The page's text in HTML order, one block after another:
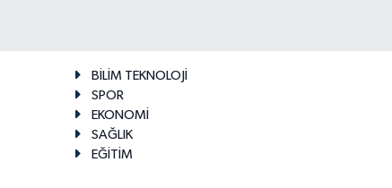
BİLİM TEKNOLOJİ
SPOR
EKONOMİ
SAĞLIK
EĞİTİM